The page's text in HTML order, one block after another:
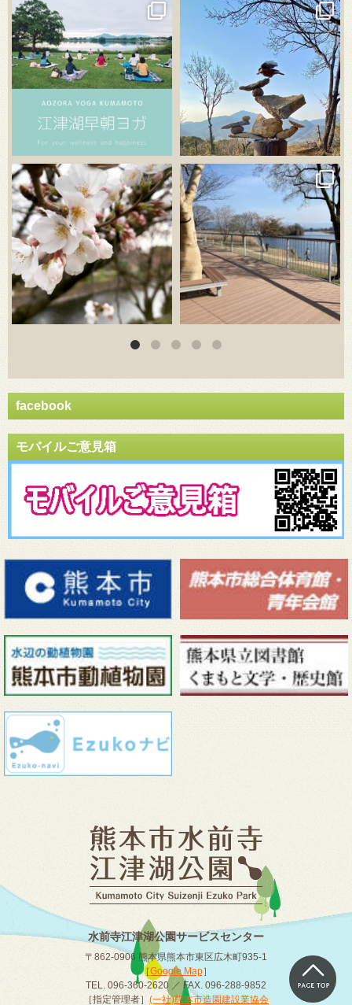
3月 20
3月 18
3月 18
facebook
モバイルご意見箱
水前寺江津湖公園サービスセンター
〒862-0906 熊本県熊本市東区広木町935-1
［Google Map］
TEL. 096-360-2620 ／ FAX. 096-288-9852
［指定管理者］ (一社)熊本市造園建設業協会